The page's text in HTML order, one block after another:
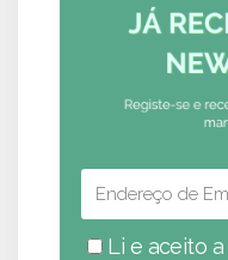
Li e aceito a